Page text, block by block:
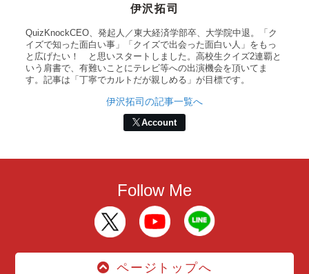
伊沢拓司
QuizKnockCEO、発起人／東大経済学部卒、大学院中退。「ク
イズで知った面白い事」「クイズで出会った面白い人」をもっ
と広げたい！ と思いスタートしました。高校生クイズ2連覇と
いう肩書で、有難いことにテレビ等への出演機会を頂いてま
す。記事は「丁寧でカルトだが親しめる」が目標です。
伊沢拓司の記事一覧へ
Account
Follow Me
ページトップへ